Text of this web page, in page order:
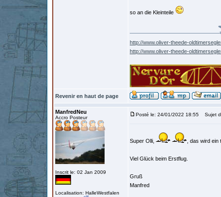
so an die Kleinteile
http://www.oliver-theede-
http://www.oliver-theede-
Revenir en haut de page
ManfredNeu
Accro Posteur
Inscrit le: 02 Jan 2009
Localisation: HalleWestfalen
Posté le: 24/01/2022 18:55 Sujet
Super Olli, , das wird
Viel Glück beim Erstflug.
Gruß
Manfred